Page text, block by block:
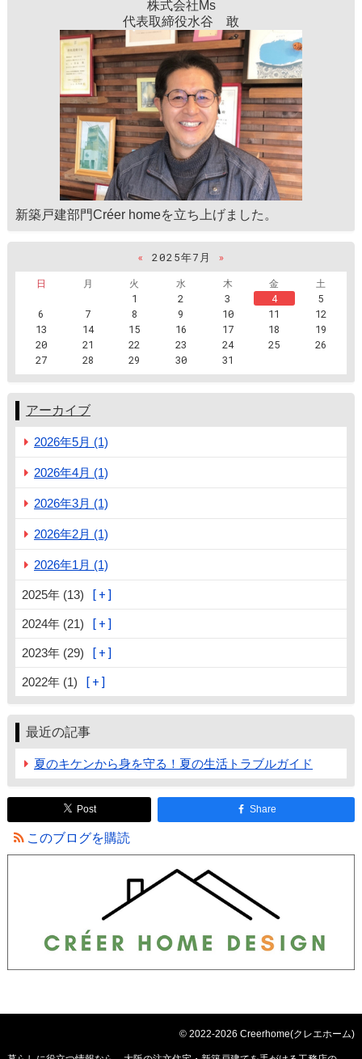
株式会社Ms
代表取締役水谷 敢
新築戸建部門Créer homeを立ち上げました。
« 2025年7月
»
日
月 火 水 木 金
土
1
2 3 4
5
6
7 8 9 10 11
12
13
14 15 16 17 18
19
20
21 22 23 24 25
26
27
28 29 30 31
アーカイブ
2026年5月 (1)
2026年4月 (1)
2026年3月 (1)
2026年2月 (1)
2026年1月 (1)
2025年 (13)
2024年 (21)
2023年 (29)
2022年 (1)
最近の記事
夏のキケンから身を守る！夏の生活トラブルガイド
Post Share
このブログを購読
© 2022-2026 Creerhome(クレエホーム)